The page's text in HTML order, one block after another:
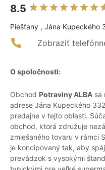
8.5
Piešťany , Jána Kupeckého
Zobraziť
O spoločnosti:
Obchod Potraviny ALBA sa
adrese Jána Kupeckého
predajne v tejto oblasti.
obchod, ktorá združuje
zmiešaného tovaru v rámci
je koncipovaný tak, aby
prevádzok s vysokými